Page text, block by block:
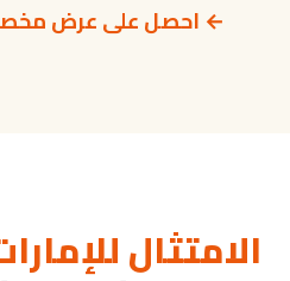
← احصل على عرض
الامتثال